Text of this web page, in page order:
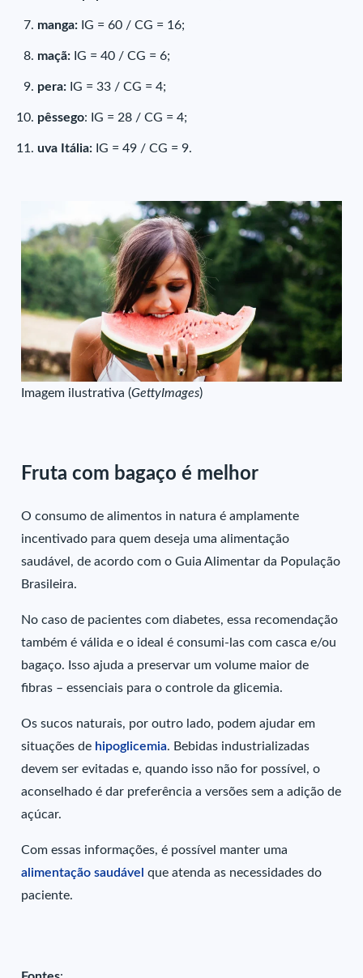
manga: IG = 60 / CG = 16;
maçã: IG = 40 / CG = 6;
pera: IG = 33 / CG = 4;
pêssego: IG = 28 / CG = 4;
uva Itália: IG = 49 / CG = 9.
Imagem ilustrativa (GettyImages)
Fruta com bagaço é melhor
O consumo de alimentos in natura é amplamente
incentivado para quem deseja uma alimentação
saudável, de acordo com o Guia Alimentar da População
Brasileira.
No caso de pacientes com diabetes, essa recomendação
também é válida e o ideal é consumi-las com casca e/ou
bagaço. Isso ajuda a preservar um volume maior de
fibras – essenciais para o controle da glicemia.
Os sucos naturais, por outro lado, podem ajudar em
situações de hipoglicemia. Bebidas industrializadas
devem ser evitadas e, quando isso não for possível, o
aconselhado é dar preferência a versões sem a adição de
açúcar.
Com essas informações, é possível manter uma
alimentação saudável que atenda as necessidades do
paciente.